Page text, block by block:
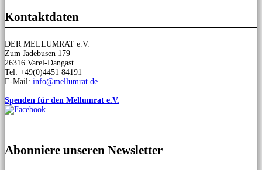
Kontaktdaten
DER MELLUMRAT e.V.
Zum Jadebusen 179
26316 Varel-Dangast
Tel: +49(0)4451 84191
E-Mail: info@mellumrat.de
Spenden für den Mellumrat e.V.
Abonniere unseren Newsletter